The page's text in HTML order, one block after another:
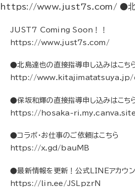
https://www.just7s.com/ ●北
JUST7 Coming Soon！！
https://www.just7s.com/
●北島達也の直接指導申し込みはこち
http://www.kitajimatatsuya.jp/
●保坂和輝の直接指導申し込みはこち
https://hosaka-
●コラボ・お仕事のご依頼はこちら
https://x.gd/bauMB
●最新情報を更新！公式LINEアカウン
https://lin.ee/JSLpzrN